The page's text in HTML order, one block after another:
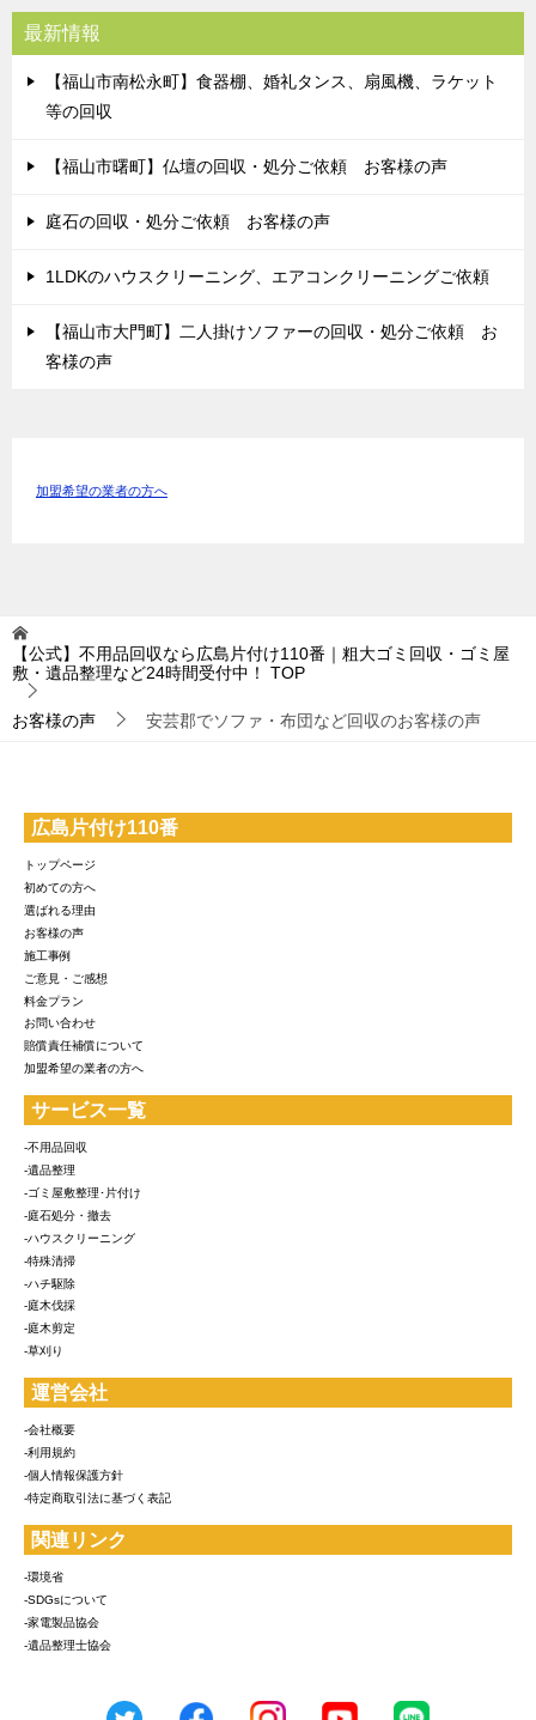
最新情報
【福山市南松永町】食器棚、婚礼タンス、扇風機、ラケット
等の回収
【福山市曙町】仏壇の回収・処分ご依頼 お客様の声
庭石の回収・処分ご依頼 お客様の声
1LDKのハウスクリーニング、エアコンクリーニングご依頼
【福山市大門町】二人掛けソファーの回収・処分ご依頼 お
客様の声
加盟希望の業者の方へ
【公式】不用品回収なら広島片付け110番｜粗大ゴミ回収・ゴミ屋
敷・遺品整理など24時間受付中！
TOP
お客様の声 安芸郡でソファ・布団など回収のお客様の声
広島片付け110番
トップページ
初めての方へ
選ばれる理由
お客様の声
施工事例
ご意見・ご感想
料金プラン
お問い合わせ
賠償責任補償について
加盟希望の業者の方へ
サービス一覧
-不用品回収
-遺品整理
-ゴミ屋敷整理･片付け
-庭石処分・撤去
-ハウスクリーニング
-特殊清掃
-ハチ駆除
-庭木伐採
-庭木剪定
-草刈り
運営会社
-会社概要
-利用規約
-個人情報保護方針
-特定商取引法に基づく表記
関連リンク
-環境省
-SDGsについて
-家電製品協会
-遺品整理士協会